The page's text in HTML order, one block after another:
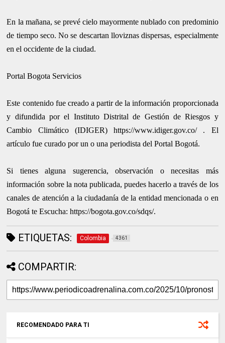
En la mañana, se prevé cielo mayormente nublado con predominio
de tiempo seco. No se descartan lloviznas dispersas, especialmente
en el occidente de la ciudad.
Portal Bogota Servicios
Este contenido fue creado a partir de la información proporcionada
y difundida por el Instituto Distrital de Gestión de Riesgos y
Cambio Climático (IDIGER) https://www.idiger.gov.co/ . El
artículo fue curado por un o una periodista del Portal Bogotá.
Si tienes alguna sugerencia, observación o necesitas más
información sobre la nota publicada, puedes hacerlo a través de los
canales de atención a la ciudadanía de la entidad mencionada o en
Bogotá te Escucha: https://bogota.gov.co/sdqs/.
ETIQUETAS: Colombia 4361
COMPARTIR:
RECOMENDADO PARA TI